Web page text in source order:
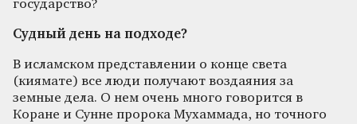
государство?
Судный день на подходе?
В исламском представлении о конце света
(киямате) все люди получают воздаяния за
земные дела. О нем очень много говорится в
Коране и Сунне пророка Мухаммада, но точного